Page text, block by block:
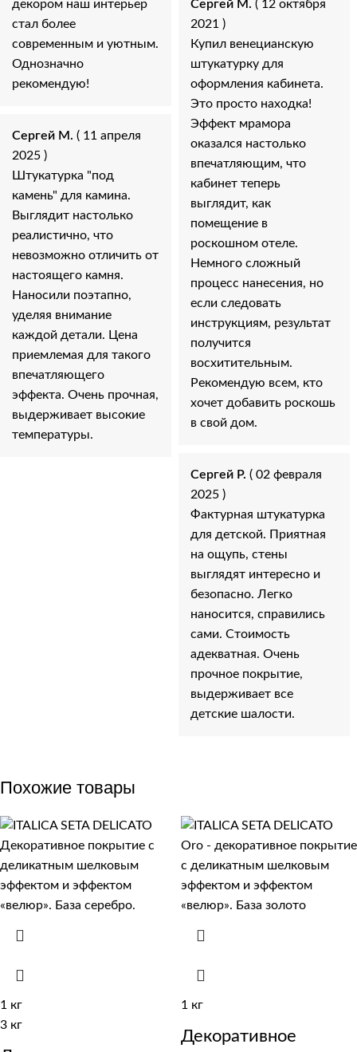
декором наш интерьер
стал более
современным и уютным.
Однозначно
рекомендую!
Сергей М. ( 11 апреля
2025 )
Штукатурка "под
камень" для камина.
Выглядит настолько
реалистично, что
невозможно отличить от
настоящего камня.
Наносили поэтапно,
уделяя внимание
каждой детали. Цена
приемлемая для такого
впечатляющего
эффекта. Очень прочная,
выдерживает высокие
температуры.
Сергей М. ( 12 октября
2021 )
Купил венецианскую
штукатурку для
оформления кабинета.
Это просто находка!
Эффект мрамора
оказался настолько
впечатляющим, что
кабинет теперь
выглядит, как
помещение в
роскошном отеле.
Немного сложный
процесс нанесения, но
если следовать
инструкциям, результат
получится
восхитительным.
Рекомендую всем, кто
хочет добавить роскошь
в свой дом.
Сергей Р. ( 02 февраля
2025 )
Фактурная штукатурка
для детской. Приятная
на ощупь, стены
выглядят интересно и
безопасно. Легко
наносится, справились
сами. Стоимость
адекватная. Очень
прочное покрытие,
выдерживает все
детские шалости.
Похожие товары
1 кг
3 кг
1 кг
Декоративное